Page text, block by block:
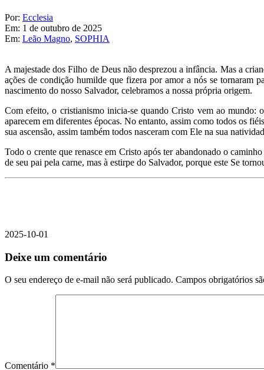
Por: Ecclesia
Em: 1 de outubro de 2025
Em: Leão Magno, SOPHIA
A majestade dos Filho de Deus não desprezou a infância. Mas a
ações de condição humilde que fizera por amor a nós se tornaram
nascimento do nosso Salvador, celebramos a nossa própria origem.
Com efeito, o cristianismo inicia-se quando Cristo vem ao mundo:
aparecem em diferentes épocas. No entanto, assim como todos os
sua ascensão, assim também todos nasceram com Ele na sua
Todo o crente que renasce em Cristo após ter abandonado o
de seu pai pela carne, mas à estirpe do Salvador, porque este Se
2025-10-01
Deixe um comentário
O seu endereço de e-mail não será publicado. Campos obrigatórios
Comentário *